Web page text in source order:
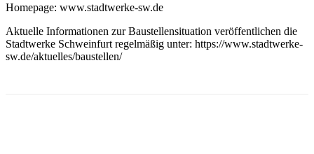
Homepage: www.stadtwerke-sw.de
Aktuelle Informationen zur Baustellensituation veröffentlichen die
Stadtwerke Schweinfurt regelmäßig unter: https://www.stadtwerke-
sw.de/aktuelles/baustellen/